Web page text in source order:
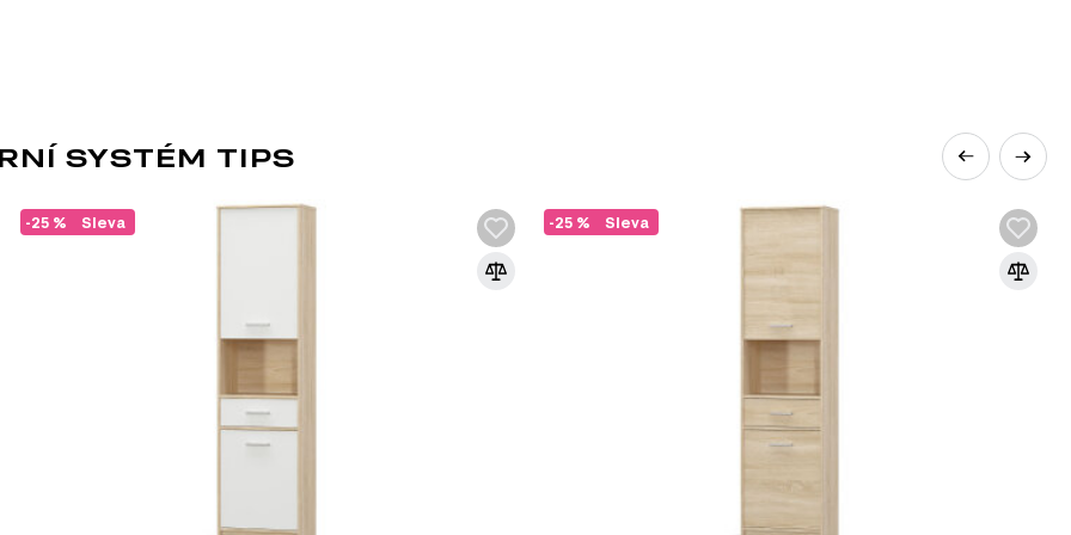
se i pro samostatnou
DTD (dřevotřísková deska) je jedním z nejrozšířenějších materiálů v nábytkářském
průmyslu. Vyrábí se lisováním dřevních třísek pod vysokým tlakem s přidáním
syntetických pryskyřic jako pojiva. DTD je základním materiálem pro výrobu
univerzálnosti a dostupnosti.
Výhody DTD:
SYSTÉM TIPS
Sleva
-25 % Sleva
-25 %